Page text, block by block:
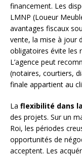
financement. Les
LMNP (Loueur
avantages fiscaux
vente, la mise à jour
obligatoires évite les
L’agence peut
(notaires, courtiers,
finale appartient au
La flexibilité dans
des projets. Sur un
Roi, les périodes
opportunités de
acceptent. Les